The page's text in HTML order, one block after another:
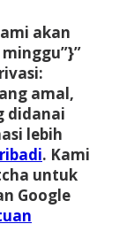
akan
amal,
didanai
lebih
. Kami
untuk
Google